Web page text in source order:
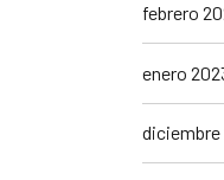
febrero
enero
diciembre